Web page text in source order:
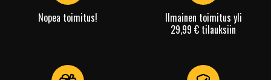
Nopea toimitus!
Ilmainen toimitus yli
29,99 € tilauksiin